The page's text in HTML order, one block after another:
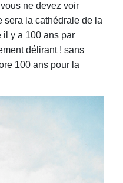
ne devez voir
sera la cathédrale de la
il y a 100 ans par
délirant ! sans
100 ans pour la